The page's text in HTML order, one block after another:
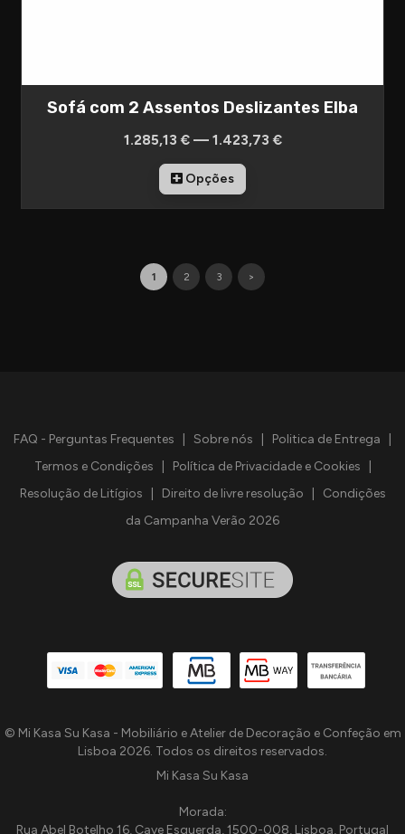
Sofá com 2 Assentos Deslizantes Elba
1.285,13 € — 1.423,73 €
Opções
1 2 3 >
FAQ - Perguntas Frequentes Sobre nós Politica de Entrega
Termos e Condições
Política de Privacidade e Cookies
Resolução de Litígios
Direito de livre resolução
Condições
da Campanha Verão 2026
© Mi Kasa Su Kasa - Mobiliário e Atelier de Decoração e Confeção em
Lisboa 2026. Todos os direitos reservados.
Mi Kasa Su Kasa
Morada:
Rua Abel Botelho 16, Cave Esquerda, 1500-008, Lisboa, Portugal